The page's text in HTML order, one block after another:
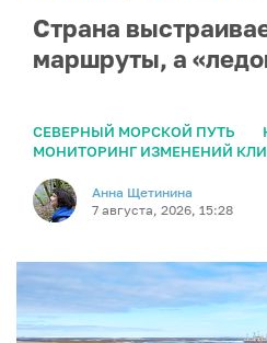
Страна
маршруты, а
СЕВЕРНЫЙ МОРСКОЙ ПУТЬ
МОНИТОРИНГ ИЗМЕНЕНИЙ
Анна Щетинина
7 августа, 2026, 15:28